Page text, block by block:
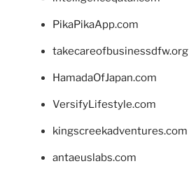
PikaPikaApp.com
takecareofbusinessdfw.org
HamadaOfJapan.com
VersifyLifestyle.com
kingscreekadventures.com
antaeuslabs.com